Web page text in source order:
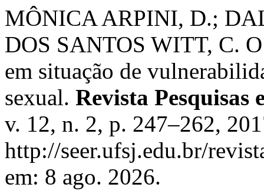
MÔNICA ARPINI, D.;
DOS SANTOS WITT, C.
em situação de
sexual. Revista Pesquisas
v. 12, n. 2, p. 247–262,
http://seer.ufsj.edu.br/
em: 8 ago. 2026.